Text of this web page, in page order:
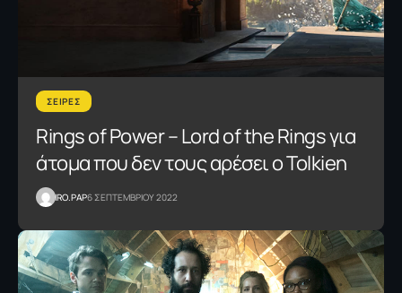
ΣΕΙΡΕΣ
Rings of Power – Lord of the Rings για
άτομα που δεν τους αρέσει ο Tolkien
IRO.PAP6 ΣΕΠΤΕΜΒΡΙΟΥ 2022